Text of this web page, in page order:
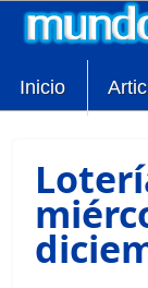
Inicio